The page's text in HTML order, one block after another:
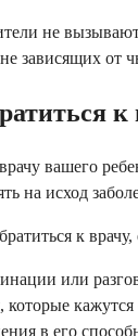
не
зависящих от
вашего
на исход
к
или
в его